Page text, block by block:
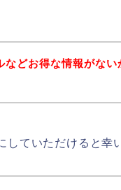
などお得な情報がない
ていただけると幸